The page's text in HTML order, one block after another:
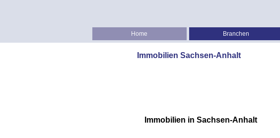
Home Branchen
Immobilien Sachsen-Anhalt
Immobilien in Sachsen-Anhalt